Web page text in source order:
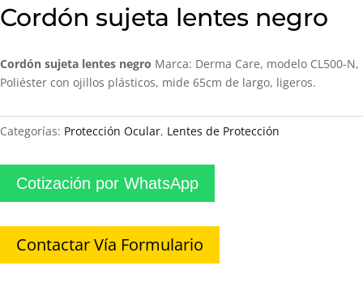
Cordón sujeta lentes negro
Cordón sujeta lentes negro Marca: Derma Care, modelo CL500-N,
Poliéster con ojillos plásticos, mide 65cm de largo, ligeros.
Categorías: Protección Ocular, Lentes de Protección
Cotización por WhatsApp
Contactar Vía Formulario